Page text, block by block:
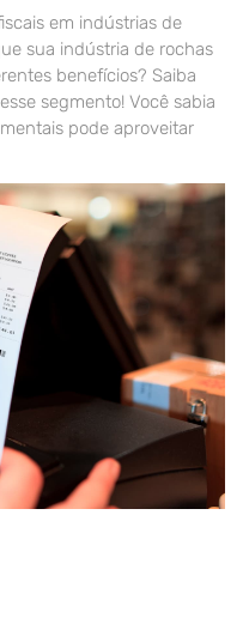
em indústrias de
sua indústria de rochas
benefícios? Saiba
segmento! Você sabia
pode aproveitar